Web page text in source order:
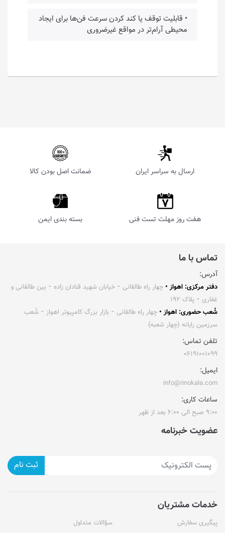
• قابلیت توقف یا کند کردن سرعت فن‌ها برای ایجاد
محیطی آرام‌تر در مواقع غیرضروری
ارسال به سراسر ایران ضمانت اصل بودن کالا
هفت روز مهلت تست فنی بسته بندی ایمن
تماس با ما
آدرس:
دفتر مرکزی: اهواز • چهار راه طالقانی ⁃ خیابان شهید قنادان زاده ⁃ بین طالقانی و
غفاری ⁃ پلاک ۱۹۲
شُعب حضوری: اهواز • چهار راه طالقانی ⁃ بازار بزرگ کامپیوتر اهواز ⁃ شُعب
سرزمین رایانه (چهار شعبه)
تلفن تماس:
۰۶۱۹۱۰۰۱۰۹۹
ایمیل:
info@rinokala.com
ساعات کاری:
۹:۰۰ صبح الی ۶:۰۰ بعد از ظهر
عضویت خبرنامه
ثبت نام
خدمات مشتریان
پیگیری سفارش سؤالات متداول